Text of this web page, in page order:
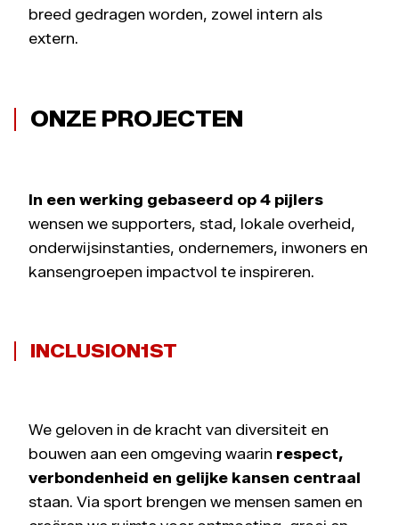
breed gedragen worden, zowel intern als
extern.
ONZE PROJECTEN
In een werking gebaseerd op 4 pijlers
wensen we supporters, stad, lokale overheid,
onderwijsinstanties, ondernemers, inwoners en
kansengroepen impactvol te inspireren.
INCLUSION1ST
We geloven in de kracht van diversiteit en
bouwen aan een omgeving waarin respect,
verbondenheid en gelijke kansen centraal
staan. Via sport brengen we mensen samen en